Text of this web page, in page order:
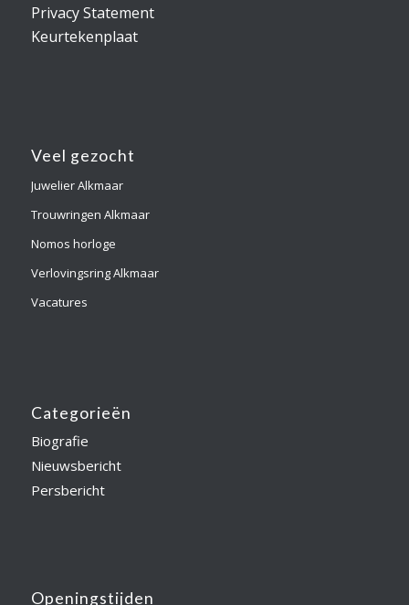
Privacy Statement
Keurtekenplaat
Veel gezocht
Juwelier Alkmaar
Trouwringen Alkmaar
Nomos horloge
Verlovingsring Alkmaar
Vacatures
Categorieën
Biografie
Nieuwsbericht
Persbericht
Openingstijden